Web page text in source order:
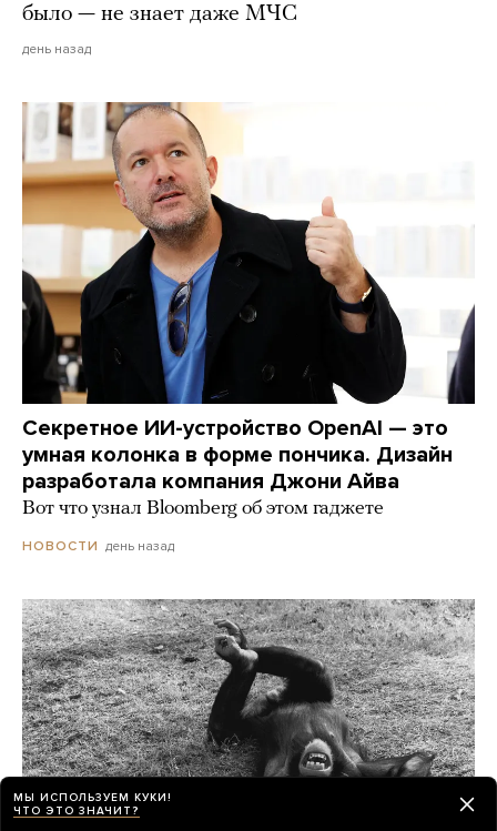
было — не знает даже МЧС
день назад
Секретное ИИ-устройство OpenAI — это
умная колонка в форме пончика. Дизайн
разработала компания Джони Айва
Вот что узнал Bloomberg об этом гаджете
НОВОСТИ день назад
МЫ ИСПОЛЬЗУЕМ КУКИ!
ЧТО ЭТО ЗНАЧИТ?